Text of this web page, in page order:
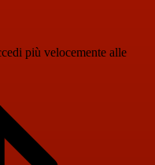
più velocemente alle